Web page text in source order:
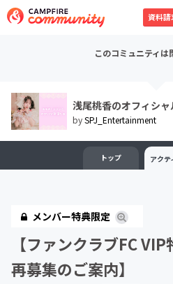
資料請
このコミュニティは
浅尾桃香のオフィシ
bySPJ_Entertainment
トップ アクテ
メンバー特典限定
【ファンクラブFC
再募集のご案内】